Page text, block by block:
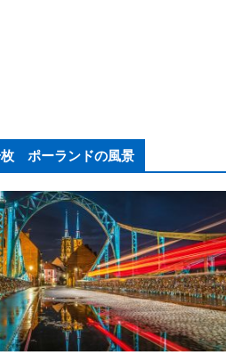
ポーランドの風景